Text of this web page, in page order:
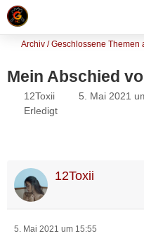
Archiv / Geschlossene Themen
Mein Abschied
12Toxii 5. Mai 2021
Erledigt
12Toxii
5. Mai 2021 um 15:55